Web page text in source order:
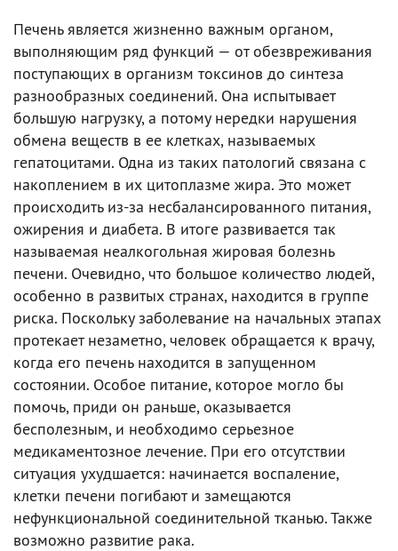
Печень является жизненно важным органом,
выполняющим ряд функций — от обезвреживания
поступающих в организм токсинов до синтеза
разнообразных соединений. Она испытывает
большую нагрузку, а потому нередки нарушения
обмена веществ в ее клетках, называемых
гепатоцитами. Одна из таких патологий связана с
накоплением в их цитоплазме жира. Это может
происходить из-за несбалансированного питания,
ожирения и диабета. В итоге развивается так
называемая неалкогольная жировая болезнь
печени. Очевидно, что большое количество людей,
особенно в развитых странах, находится в группе
риска. Поскольку заболевание на начальных этапах
протекает незаметно, человек обращается к врачу,
когда его печень находится в запущенном
состоянии. Особое питание, которое могло бы
помочь, приди он раньше, оказывается
бесполезным, и необходимо серьезное
медикаментозное лечение. При его отсутствии
ситуация ухудшается: начинается воспаление,
клетки печени погибают и замещаются
нефункциональной соединительной тканью. Также
возможно развитие рака.